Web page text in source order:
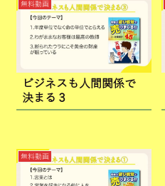
無料動画
ビジネスも人間関係で
決まる３
無料動画